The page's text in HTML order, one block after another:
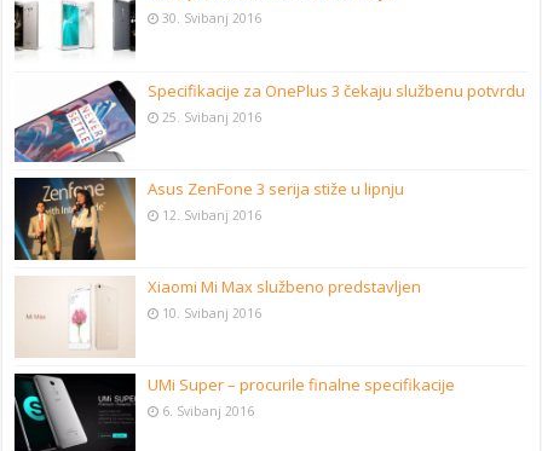
30. Svibanj 2016
Specifikacije za OnePlus 3 čekaju službenu potvrdu
25. Svibanj 2016
Asus ZenFone 3 serija stiže u lipnju
12. Svibanj 2016
Xiaomi Mi Max službeno predstavljen
10. Svibanj 2016
UMi Super – procurile finalne specifikacije
6. Svibanj 2016